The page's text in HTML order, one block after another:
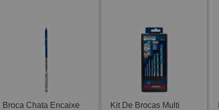
Broca Chata Encaixe
Kit De Brocas Multi